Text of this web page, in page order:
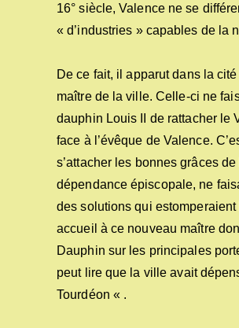
16° siècle, Valence ne se
« d’industries » capables de la
De ce fait, il apparut dans la
maître de la ville. Celle-ci ne
dauphin Louis II de rattacher le
face à l’évêque de Valence.
s’attacher les bonnes grâces
dépendance épiscopale, ne
des solutions qui
accueil à ce nouveau maître
Dauphin sur les principales
peut lire que la ville avait
Tourdéon « .